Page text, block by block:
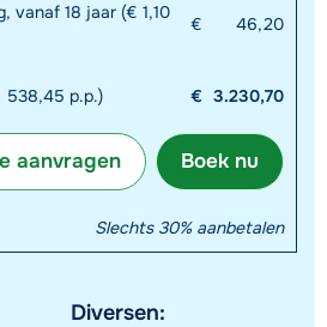
vanaf 18 jaar (€ 1,10
€ 46,20
538,45 p.p.) € 3.230,70
Boek nu
aanvragen
Slechts 30% aanbetalen
Diversen: